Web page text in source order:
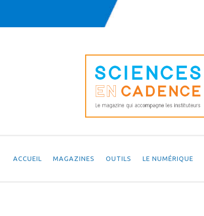
ACCUEIL MAGAZINES OUTILS LE NUMÉRIQUE